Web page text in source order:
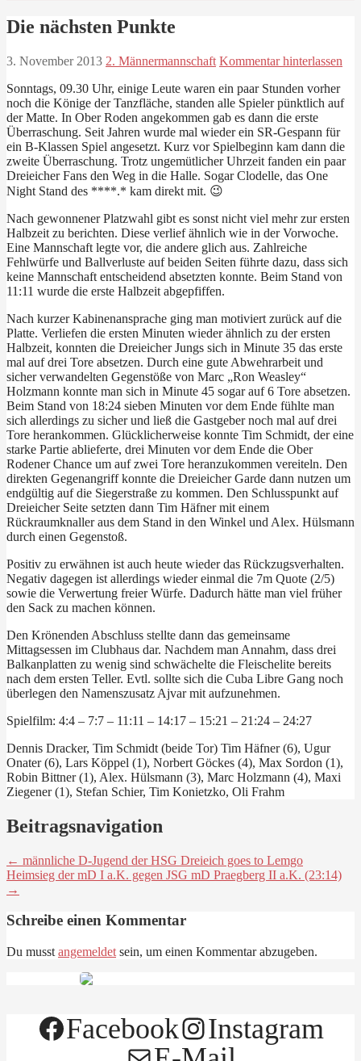
Die nächsten Punkte
3. November 2013 2. Männermannschaft Kommentar hinterlassen
Sonntags, 09.30 Uhr, einige Leute waren ein paar Stunden vorher
noch die Könige der Tanzfläche, standen alle Spieler pünktlich auf
der Matte. In Ober Roden angekommen gab es dann die erste
Überraschung. Seit Jahren wurde mal wieder ein SR-Gespann für
ein B-Klassen Spiel angesetzt. Kurz vor Spielbeginn kam dann die
zweite Überraschung. Trotz ungemütlicher Uhrzeit fanden ein paar
Dreieicher Fans den Weg in die Halle. Sogar Clodelle, das One
Night Stand des ****.* kam direkt mit. 😉
Nach gewonnener Platzwahl gibt es sonst nicht viel mehr zur ersten
Halbzeit zu berichten. Diese verlief ähnlich wie in der Vorwoche.
Eine Mannschaft legte vor, die andere glich aus. Zahlreiche
Fehlwürfe und Ballverluste auf beiden Seiten führte dazu, dass sich
keine Mannschaft entscheidend absetzten konnte. Beim Stand von
11:11 wurde die erste Halbzeit abgepfiffen.
Nach kurzer Kabinenansprache ging man motiviert zurück auf die
Platte. Verliefen die ersten Minuten wieder ähnlich zu der ersten
Halbzeit, konnten die Dreieicher Jungs sich in Minute 35 das erste
mal auf drei Tore absetzen. Durch eine gute Abwehrarbeit und
sicher verwandelten Gegenstöße von Marc „Ron Weasley“
Holzmann konnte man sich in Minute 45 sogar auf 6 Tore absetzen.
Beim Stand von 18:24 sieben Minuten vor dem Ende fühlte man
sich allerdings zu sicher und ließ die Gastgeber noch mal auf drei
Tore herankommen. Glücklicherweise konnte Tim Schmidt, der eine
starke Partie ablieferte, drei Minuten vor dem Ende die Ober
Rodener Chance um auf zwei Tore heranzukommen vereiteln. Den
direkten Gegenangriff konnte die Dreieicher Garde dann nutzen um
endgültig auf die Siegerstraße zu kommen. Den Schlusspunkt auf
Dreieicher Seite setzten dann Tim Häfner mit einem
Rückraumknaller aus dem Stand in den Winkel und Alex. Hülsmann
durch einen Gegenstoß.
Positiv zu erwähnen ist auch heute wieder das Rückzugsverhalten.
Negativ dagegen ist allerdings wieder einmal die 7m Quote (2/5)
sowie die Verwertung freier Würfe. Dadurch hätte man viel früher
den Sack zu machen können.
Den Krönenden Abschluss stellte dann das gemeinsame
Mittagsessen im Clubhaus dar. Nachdem man Annahm, dass drei
Balkanplatten zu wenig sind schwächelte die Fleischelite bereits
nach dem ersten Teller. Evtl. sollte sich die Cuba Libre Gang noch
überlegen den Namenszusatz Ajvar mit aufzunehmen.
Spielfilm: 4:4 – 7:7 – 11:11 – 14:17 – 15:21 – 21:24 – 24:27
Dennis Dracker, Tim Schmidt (beide Tor) Tim Häfner (6), Ugur
Onater (6), Lars Köppel (1), Norbert Göckes (4), Max Sordon (1),
Robin Bittner (1), Alex. Hülsmann (3), Marc Holzmann (4), Maxi
Ziegener (1), Stefan Schier, Tim Konietzko, Oli Frahm
Beitragsnavigation
← männliche D-Jugend der HSG Dreieich goes to Lemgo
Heimsieg der mD I a.K. gegen JSG mD Praegberg II a.K. (23:14)
→
Schreibe einen Kommentar
Du musst angemeldet sein, um einen Kommentar abzugeben.
Facebook
Instagram